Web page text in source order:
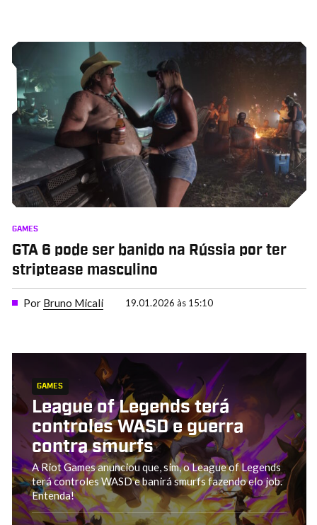
GAMES
GTA 6 pode ser banido na Rússia por ter
striptease masculino
Por Bruno Micali 19.01.2026 às 15:10
GAMES
League of Legends terá
controles WASD e guerra
contra smurfs
A Riot Games anunciou que, sim, o League of Legends
terá controles WASD e banirá smurfs fazendo elo job.
Entenda!